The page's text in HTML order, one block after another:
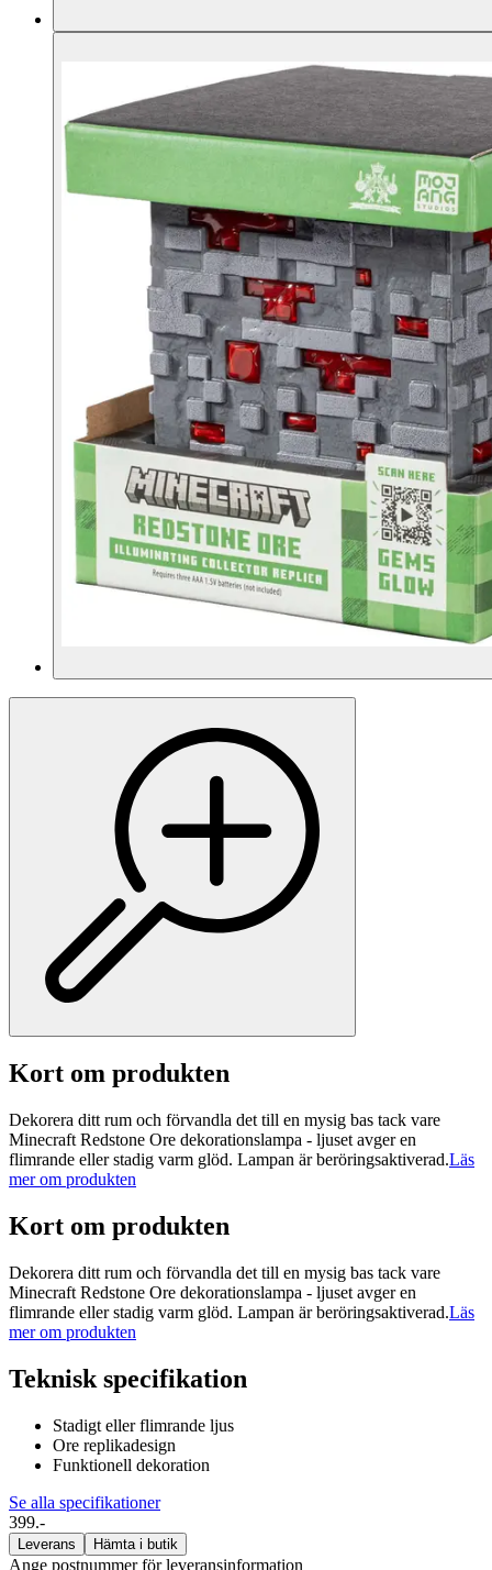
Kort om produkten
Dekorera ditt rum och förvandla det till en mysig bas tack vare
Minecraft Redstone Ore dekorationslampa - ljuset avger en
flimrande eller stadig varm glöd. Lampan är beröringsaktiverad.Läs
mer om produkten
Kort om produkten
Dekorera ditt rum och förvandla det till en mysig bas tack vare
Minecraft Redstone Ore dekorationslampa - ljuset avger en
flimrande eller stadig varm glöd. Lampan är beröringsaktiverad.Läs
mer om produkten
Teknisk specifikation
Stadigt eller flimrande ljus
Ore replikadesign
Funktionell dekoration
Se alla specifikationer
399.-
Leverans Hämta i butik
Ange postnummer för leveransinformation